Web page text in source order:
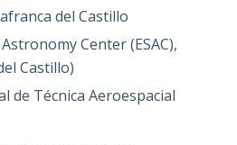
del Castillo
Center (ESAC),
Castillo)
de Técnica Aeroespacial